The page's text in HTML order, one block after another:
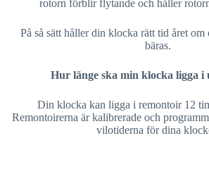
rotorn förblir flytande och håller
På så sätt håller din klocka rätt tid året
bäras.
Hur länge ska min klocka ligga i
Din klocka kan ligga i remontoir 12
Remontoirerna är kalibrerade och
vilotiderna för dina